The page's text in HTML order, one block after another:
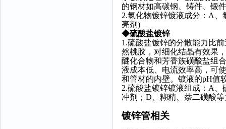
的钢材如高碳钢、铸件、锻
2.氯化物镀锌镀液成分：A
亮剂)
◆硫酸盐镀锌
1.硫酸盐镀锌的分散能力比
然桃胶，对细化结晶有效果
醚化合物和芳香族磺酸盐组
液成本低、电流效率高，可
和管材的内壁。镀液的pH值
2.硫酸盐镀锌镀液组成：A
冲剂；D、糊精、萘二磺酸
镀锌管相关